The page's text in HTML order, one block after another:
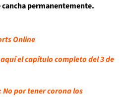
permanentemente.
Online
el capítulo completo del 3 de
por tener corona los